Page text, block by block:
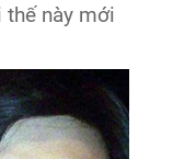
thế này mới